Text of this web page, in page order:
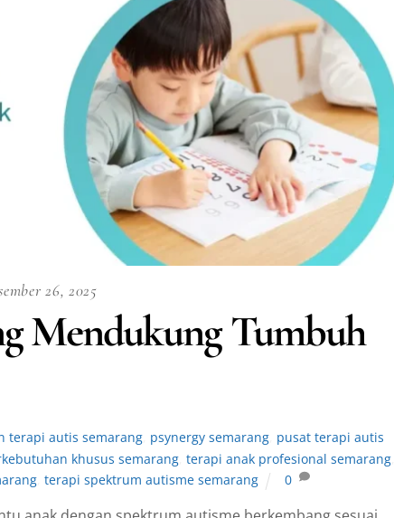
26, 2025
Mendukung Tumbuh
terapi autis semarang psynergy semarang pusat terapi autis
khusus semarang terapi anak profesional semarang
terapi spektrum autisme semarang 0